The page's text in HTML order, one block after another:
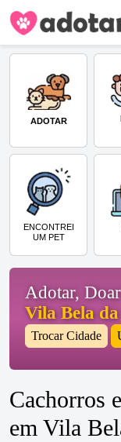
ADOTAR
ENCONTREI
UM PET
Adotar,
Vila Bela
Trocar Cidade
Cachorros
em Vila